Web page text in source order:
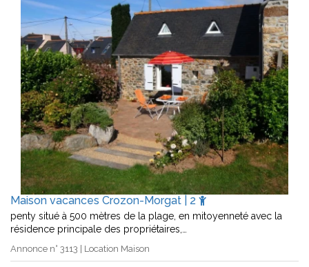
Maison vacances Crozon-Morgat | 2
penty situé à 500 mètres de la plage, en mitoyenneté avec la
résidence principale des propriétaires,…
Annonce n° 3113 | Location Maison